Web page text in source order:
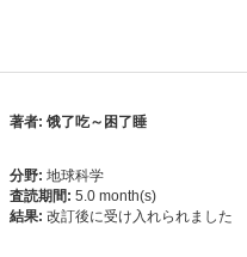
著者: 饿了吃～困了睡
分野: 地球科学
査読期間: 5.0 month(s)
結果: 改訂後に受け入れられました